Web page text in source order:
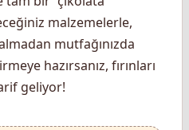
malzemelerle,
mutfağınızda
hazırsanız, fırınları
geliyor!